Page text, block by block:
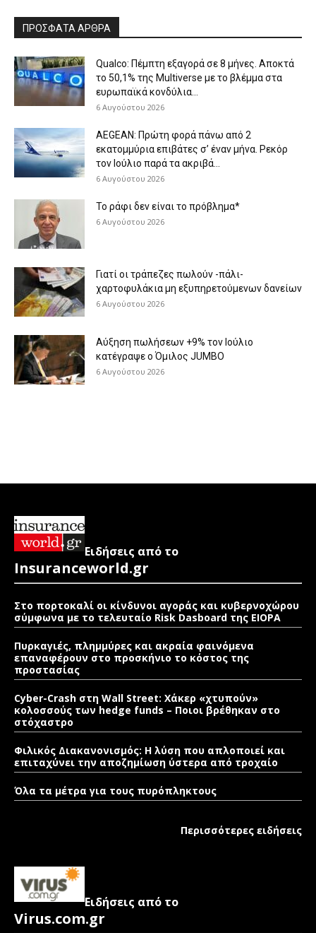
ΠΡΟΣΦΑΤΑ ΑΡΘΡΑ
Qualco: Πέμπτη εξαγορά σε 8 μήνες. Aποκτά
το 50,1% της Multiverse με το βλέμμα στα
ευρωπαϊκά κονδύλια...
6 Αυγούστου 2026
AEGEAN: Πρώτη φορά πάνω από 2
εκατομμύρια επιβάτες σ’ έναν μήνα. Ρεκόρ
τον Ιούλιο παρά τα ακριβά...
6 Αυγούστου 2026
Το ράφι δεν είναι το πρόβλημα*
6 Αυγούστου 2026
Γιατί οι τράπεζες πωλούν -πάλι-
χαρτοφυλάκια μη εξυπηρετούμενων δανείων
6 Αυγούστου 2026
Aύξηση πωλήσεων +9% τον Ιούλιο
κατέγραψε ο Όμιλος JUMBO
6 Αυγούστου 2026
Ειδήσεις από το
Insuranceworld.gr
Στο πορτοκαλί οι κίνδυνοι αγοράς και κυβερνοχώρου
σύμφωνα με το τελευταίο Risk Dasboard της EIOPA
Πυρκαγιές, πλημμύρες και ακραία φαινόμενα
επαναφέρουν στο προσκήνιο το κόστος της
προστασίας
Cyber-Crash στη Wall Street: Χάκερ «χτυπούν»
κολοσσούς των hedge funds – Ποιοι βρέθηκαν στο
στόχαστρο
Φιλικός Διακανονισμός: Η λύση που απλοποιεί και
επιταχύνει την αποζημίωση ύστερα από τροχαίο
Όλα τα μέτρα για τους πυρόπληκτους
Περισσότερες ειδήσεις
Ειδήσεις από το
Virus.com.gr